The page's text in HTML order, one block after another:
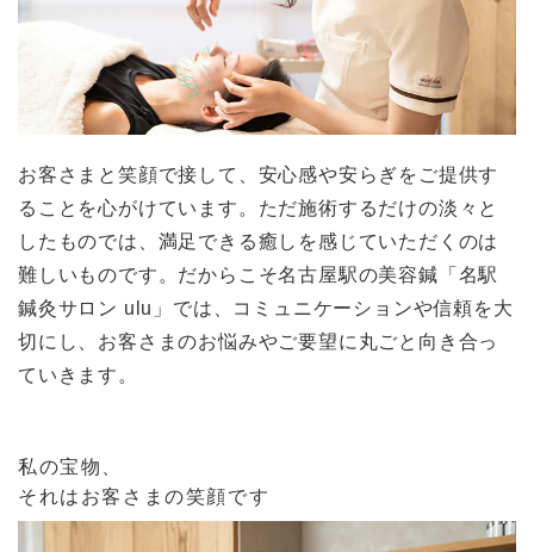
お客さまと笑顔で接して、安心感や安らぎをご提供す
ることを心がけています。ただ施術するだけの淡々と
したものでは、満足できる癒しを感じていただくのは
難しいものです。だからこそ名古屋駅の美容鍼「名駅
鍼灸サロン ulu」では、コミュニケーションや信頼を大
切にし、お客さまのお悩みやご要望に丸ごと向き合っ
ていきます。
私の宝物、
それはお客さまの笑顔です